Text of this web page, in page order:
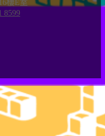
樓E室
8599
了解如何吸引更多客戶